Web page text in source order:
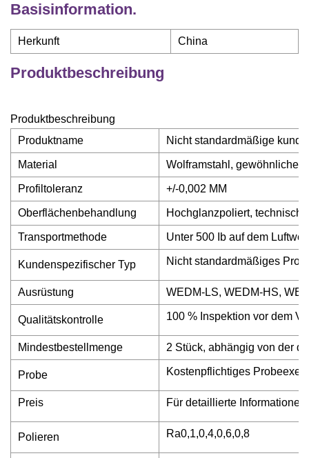
Basisinformation.
Herkunft China
Produktbeschreibung
Produktbeschreibung
Produktname
Nicht standardmäßige
Material Wolframstahl, gewöhnlicher
Profiltoleranz +/-0,002 MM
Oberflächenbehandlung Hochglanzpoliert, technisch
Transportmethode Unter 500 Ib auf dem
Kundenspezifischer Typ Nicht standardmäßiges
Ausrüstung WEDM-LS, WEDM-HS,
Qualitätskontrolle 100 % Inspektion vor dem
Mindestbestellmenge 2 Stück, abhängig von der
Probe Kostenpflichtiges
Preis Für detaillierte
Polieren Ra0,1,0,4,0,6,0,8